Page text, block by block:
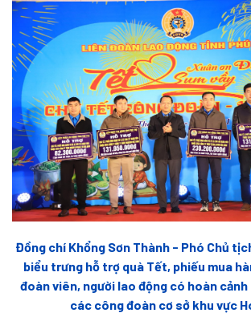
Đồng chí Khổng Sơn Thành - Phó Chủ
biểu trưng hỗ trợ quà Tết, phiếu mua
đoàn viên, người lao động có hoàn
các công đoàn cơ sở khu vực